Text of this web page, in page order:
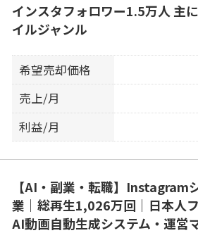
インスタフォロワー1.5万人 主
イルジャンル
希望売却価格
売上/月
利益/月
【AI・副業・転職】Instagram
業｜総再生1,026万回｜日本人
AI動画自動生成システム・運営